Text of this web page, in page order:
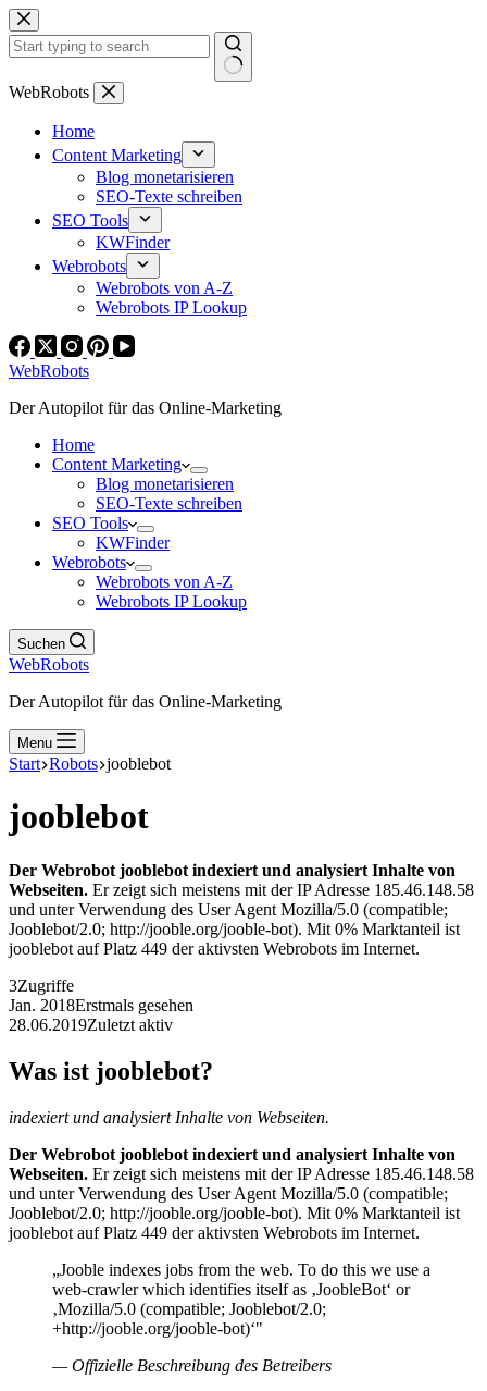
Zum
Inhalt
springen
Keine
WebRobots
Home
Content Marketing
Blog monetarisieren
SEO-Texte schreiben
SEO Tools
KWFinder
Webrobots
Webrobots von A-Z
Webrobots IP Lookup
WebRobots
Der Autopilot für das Online-Marketing
Home
Content Marketing
Blog monetarisieren
SEO-Texte schreiben
SEO Tools
KWFinder
Webrobots
Webrobots von A-Z
Webrobots IP Lookup
Suchen
WebRobots
Der Autopilot für das Online-Marketing
Menu
Start Robots jooblebot
jooblebot
Der Webrobot jooblebot indexiert und analysiert Inhalte von
Webseiten. Er zeigt sich meistens mit der IP Adresse 185.46.148.58
und unter Verwendung des User Agent Mozilla/5.0 (compatible;
Jooblebot/2.0; http://jooble.org/jooble-bot). Mit 0% Marktanteil ist
jooblebot auf Platz 449 der aktivsten Webrobots im Internet.
3Zugriffe
Jan. 2018Erstmals gesehen
28.06.2019Zuletzt aktiv
Was ist jooblebot?
indexiert und analysiert Inhalte von Webseiten.
Der Webrobot jooblebot indexiert und analysiert Inhalte von
Webseiten. Er zeigt sich meistens mit der IP Adresse 185.46.148.58
und unter Verwendung des User Agent Mozilla/5.0 (compatible;
Jooblebot/2.0; http://jooble.org/jooble-bot). Mit 0% Marktanteil ist
jooblebot auf Platz 449 der aktivsten Webrobots im Internet.
„Jooble indexes jobs from the web. To do this we use a
web-crawler which identifies itself as ‚JoobleBot‘ or
‚Mozilla/5.0 (compatible; Jooblebot/2.0;
+http://jooble.org/jooble-bot)‘"
— Offizielle Beschreibung des Betreibers